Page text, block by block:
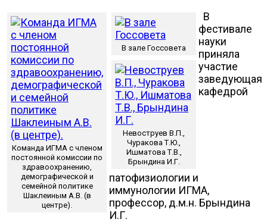
Команда ИГМА с членом
постоянной комиссии по
здравоохранению,
демографической и
семейной политике
Шаклеиным А.В. (в
центре).
В зале Госсовета
Невоструев В.П.,
Чуракова Т.Ю.,
Ишматова Т.В.,
Брындина И.Г.
В
фестивале
науки
приняла
участие
заведующая
кафедрой
патофизиологии и
иммунологии ИГМА,
профессор, д.м.н. Брындина
И.Г.